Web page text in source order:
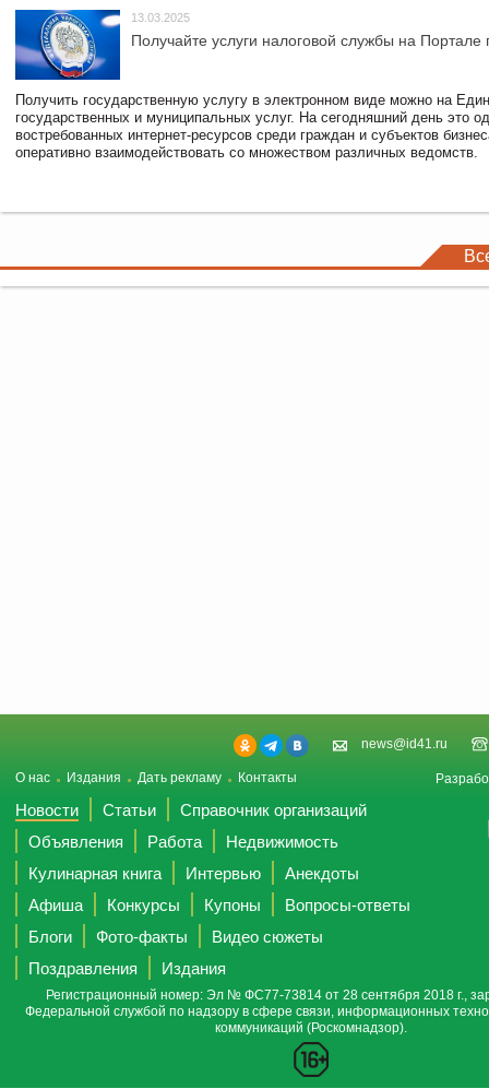
13.03.2025
Получайте услуги налоговой службы на Портале
Получить государственную услугу в электронном виде можно на
государственных и муниципальных услуг. На сегодняшний день это
востребованных интернет-ресурсов среди граждан и субъектов
оперативно взаимодействовать со множеством различных ведомств.
news@id41.ru
О нас Издания Дать рекламу Контакты
Новости Статьи
Справочник организаций
Объявления
Работа
Недвижимость
Кулинарная книга
Интервью
Анекдоты
Афиша
Конкурсы Купоны
Вопросы-ответы
Блоги
Фото-факты
Видео сюжеты
Поздравления
Издания
Регистрационный номер: Эл № ФС77-73814 от 28 сентября 2018 г.,
Федеральной службой по надзору в сфере связи, информационных
коммуникаций (Роскомнадзор).